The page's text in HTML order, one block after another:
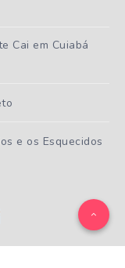
Cai em Cuiabá
e os Esquecidos